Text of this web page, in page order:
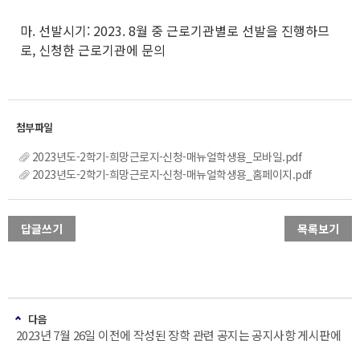
마. 선발시기: 2023. 8월 중 근로기관별로 선발을 진행하므
로, 신청한 근로기관에 문의
2023년도-2학기-희망근로지-신청-매뉴얼학생용_모바일.pdf
2023년도-2학기-희망근로지-신청-매뉴얼학생용_홈페이지.pdf
답글쓰기 목록보기
다음
2023년 7월 26일 이전에 작성된 장학 관련 공지는 공지사항 게시판에